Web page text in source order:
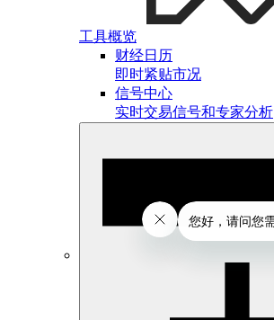
工具概览
财经日历
即时紧贴市况
信号中心
实时交易信号和专家分析